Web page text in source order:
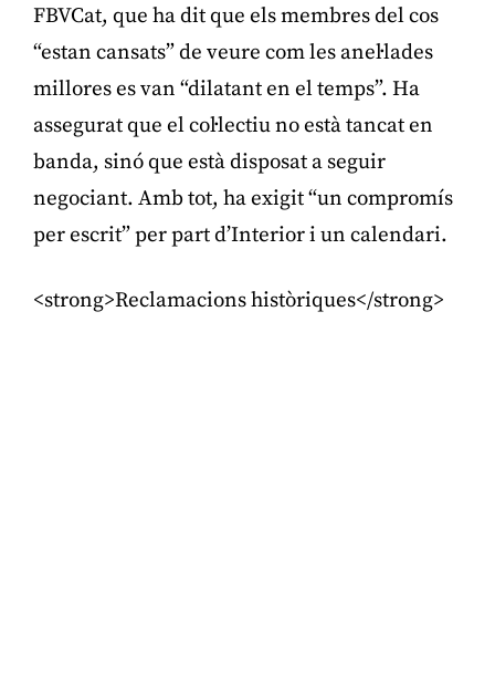
FBVCat, que ha dit que els membres del cos
“estan cansats” de veure com les anel·lades
millores es van “dilatant en el temps”. Ha
assegurat que el col·lectiu no està tancat en
banda, sinó que està disposat a seguir
negociant. Amb tot, ha exigit “un compromís
per escrit” per part d’Interior i un calendari.
<strong>Reclamacions històriques</strong>